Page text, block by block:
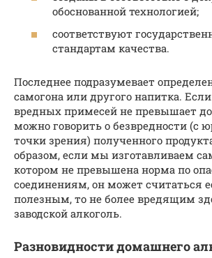
обоснованной технологией;
соответствуют
стандартам качества.
Последнее подразумевает
самогона или другого напитка.
вредных примесей не превышает
можно говорить о безвредности (с
точки зрения) полученного
образом, если мы изготавливаем
котором не превышена норма по
соединениям, он может считаться
полезным, то не более вредящим
заводской алкоголь.
Разновидности домашнего